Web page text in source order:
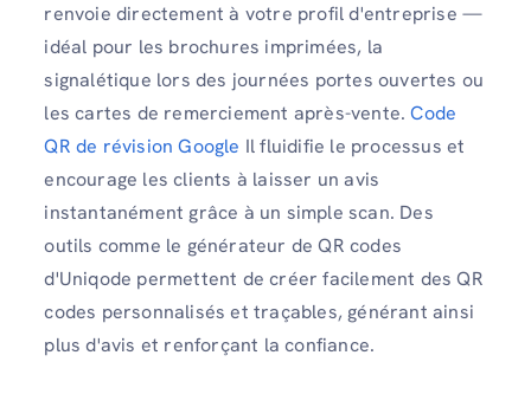
renvoie directement à votre profil d'entreprise —
idéal pour les brochures imprimées, la
signalétique lors des journées portes ouvertes ou
les cartes de remerciement après-vente.Code
QR de révision Google Il fluidifie le processus et
encourage les clients à laisser un avis
instantanément grâce à un simple scan. Des
outils comme le générateur de QR codes
d'Uniqode permettent de créer facilement des QR
codes personnalisés et traçables, générant ainsi
plus d'avis et renforçant la confiance.